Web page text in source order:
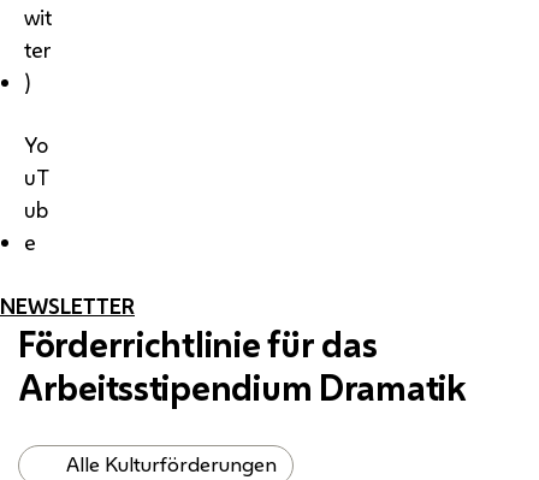
wit
ter
)
Yo
uT
ub
e
NEWSLETTER
Förderrichtlinie für das
Arbeitsstipendium Dramatik
Alle Kulturförderungen